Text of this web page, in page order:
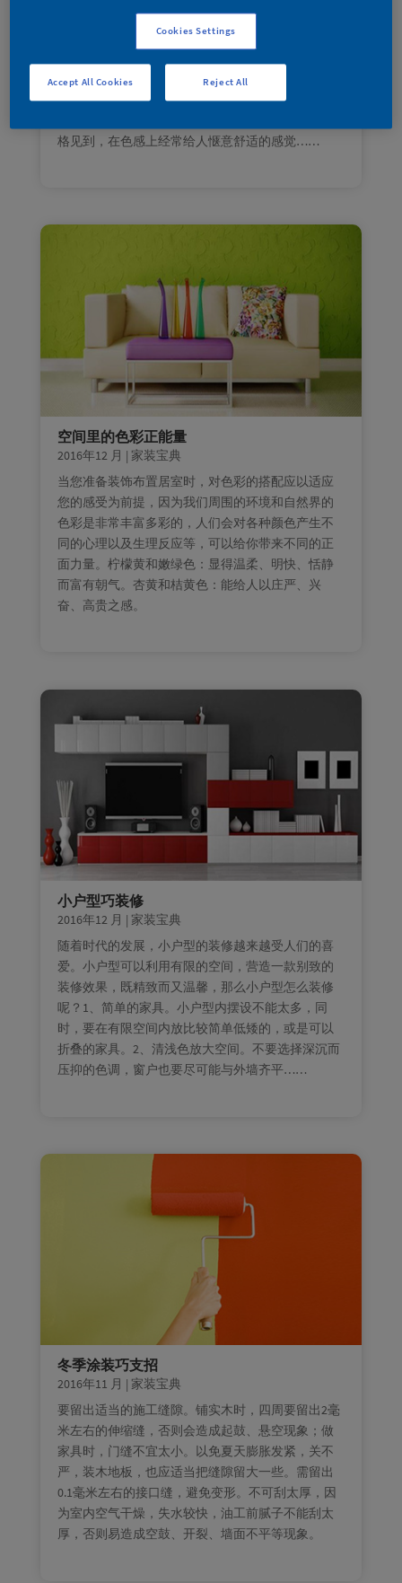
人一生三分之一的时间，几乎都是在家中卧室度
过。卧室的温馨舒适和配色就显得尤为重要。
搭配，统一整个空间。跚瑚钟绿作为墙面占比最大
的颜色让整个房间生机盎然，灵动清新。在配色
格见到，在色感上经常给人惬意舒适的感觉……
空间里的色彩正能量
2016年12 月 | 家装宝典
当您准备装饰布置居室时，对色彩的搭配应以适应
您的感受为前提，因为我们周围的环境和自然界的
色彩是非常丰富多彩的，人们会对各种颜色产生不
同的心理以及生理反应等，可以给你带来不同的正
面力量。柠檬黄和嫩绿色：显得温柔、明快、恬静
而富有朝气。杏黄和桔黄色：能给人以庄严、兴
奋、高贵之感。
小户型巧装修
2016年12 月 | 家装宝典
随着时代的发展，小户型的装修越来越受人们的喜
爱。小户型可以利用有限的空间，营造一款别致的
装修效果，既精致而又温馨，那么小户型怎么装修
呢？1、简单的家具。小户型内摆设不能太多，同
时，要在有限空间内放比较简单低矮的，或是可以
折叠的家具。2、清浅色放大空间。不要选择深沉而
压抑的色调，窗户也要尽可能与外墙齐平……
冬季涂装巧支招
2016年11 月 | 家装宝典
要留出适当的施工缝隙。铺实木时，四周要留出2毫
米左右的伸缩缝，否则会造成起鼓、悬空现象；做
家具时，门缝不宜太小。以免夏天膨胀发紧，关不
严，装木地板，也应适当把缝隙留大一些。需留出
0.1毫米左右的接口缝，避免变形。不可刮太厚，因
为室内空气干燥，失水较快，油工前腻子不能刮太
厚，否则易造成空鼓、开裂、墙面不平等现象。
Cookies Settings
Reject All
Accept All Cookies